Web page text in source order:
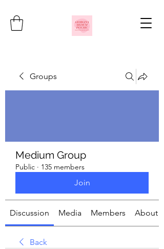
Groups
Medium Group
Public · 135 members
Join
Discussion Media Members About
Back